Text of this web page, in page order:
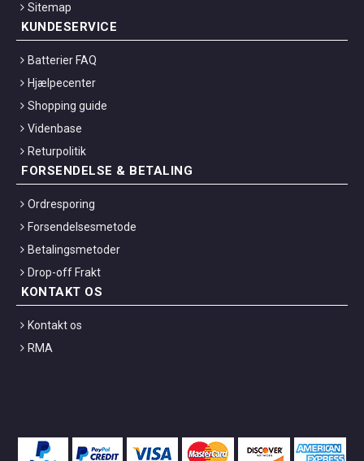
Sitemap
KUNDESERVICE
Batterier FAQ
Hjælpecenter
Shopping guide
Videnbase
Returpolitik
FORSENDELSE & BETALING
Ordresporing
Forsendelsesmetode
Betalingsmetoder
Drop-off Frakt
KONTAKT OS
Kontakt os
RMA